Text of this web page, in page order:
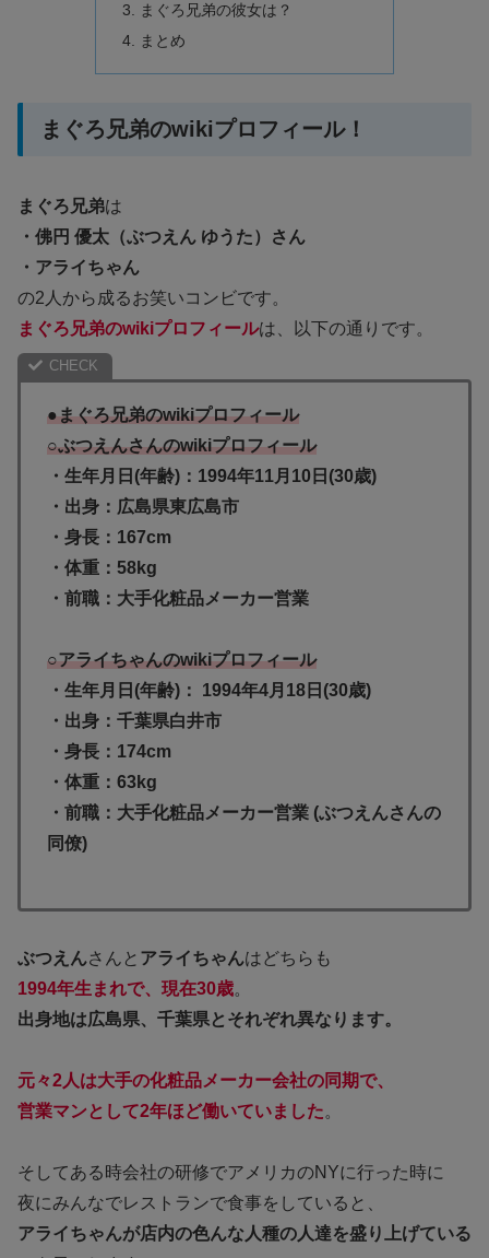
まぐろ兄弟の彼女は？
まとめ
まぐろ兄弟のwikiプロフィール！
まぐろ兄弟は
・佛円 優太（ぶつえん ゆうた）さん
・アライちゃん
の2人から成るお笑いコンビです。
まぐろ兄弟のwikiプロフィールは、以下の通りです。
●まぐろ兄弟のwikiプロフィール
○ぶつえんさんのwikiプロフィール
・生年月日(年齢)：1994年11月10日(30歳)
・出身：広島県東広島市
・身長：167cm
・体重：58kg
・前職：大手化粧品メーカー営業
○アライちゃんのwikiプロフィール
・生年月日(年齢)： 1994年4月18日(30歳)
・出身：千葉県白井市
・身長：174cm
・体重：63kg
・前職：大手化粧品メーカー営業 (ぶつえんさんの
同僚)
ぶつえんさんと アライちゃんはどちらも
1994年生まれで、現在30歳。
出身地は広島県、千葉県とそれぞれ異なります。
元々2人は大手の化粧品メーカー会社の同期で、
営業マンとして2年ほど働いていました。
そしてある時会社の研修でアメリカのNYに行った時に
夜にみんなでレストランで食事をしていると、
アライちゃんが店内の色んな人種の人達を盛り上げている